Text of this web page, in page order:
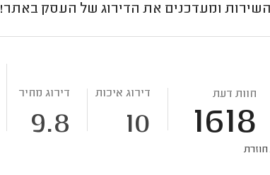
השירות ומעדכנים את הדירוג של העסק באתר!
חוות דעת
1618
דירוג איכות
10
דירוג מחיר
9.8